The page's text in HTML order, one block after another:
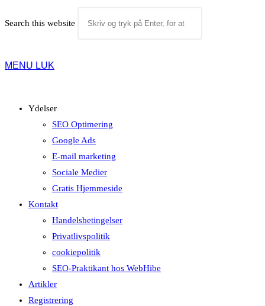
Search this website
MENU LUK
Ydelser
SEO Optimering
Google Ads
E-mail marketing
Sociale Medier
Gratis Hjemmeside
Kontakt
Handelsbetingelser
Privatlivspolitik
cookiepolitik
SEO-Praktikant hos WebHibe
Artikler
Registrering